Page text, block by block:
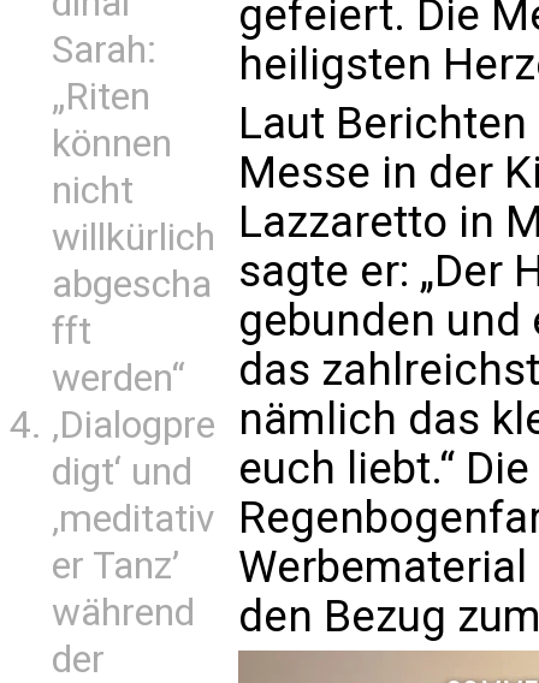
Sarah:
„Riten
können
nicht
willkürlich
abgescha
fft
werden“
‚Dialogpre
digt‘ und
‚meditativ
er Tanz’
während
der
gefeiert. Die
heiligsten
Laut
Messe in der
Lazzaretto in
sagte er: „Der
gebunden
das
nämlich das
euch liebt.“
den Bezug